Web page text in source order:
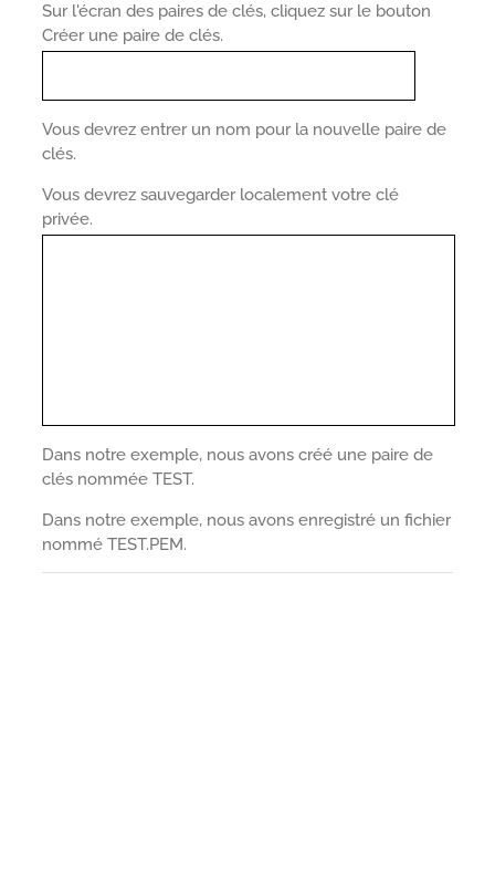
Sur l'écran des paires de clés, cliquez sur le bouton
Créer une paire de clés.
Vous devrez entrer un nom pour la nouvelle paire de
clés.
Vous devrez sauvegarder localement votre clé
privée.
Dans notre exemple, nous avons créé une paire de
clés nommée TEST.
Dans notre exemple, nous avons enregistré un fichier
nommé TEST.PEM.